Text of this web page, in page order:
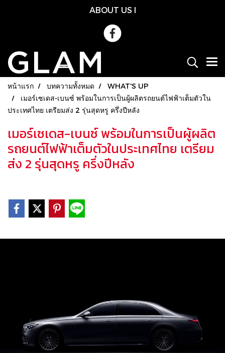
ABOUT US l
หน้าแรก บทความทั้งหมด
WHAT'S UP
เมอร์เซเดส-เบนซ์ พร้อมในการเป็นผู้ผลิตรถยนต์ไฟฟ้าเต็มตัวใน
ประเทศไทย เตรียมส่ง 2 รุ่นสุดหรู ครึ่งปีหลัง
เมอร์เซเดส-เบนซ์ พร้อมในการเป็นผู้ผลิต
รถยนต์ไฟฟ้าเต็มตัวในประเทศไทย เตรียม
ส่ง 2 รุ่นสุดหรู ครึ่งปีหลัง